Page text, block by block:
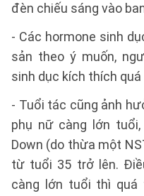
đèn chiếu sáng vào
- Các hormone sinh
sản theo ý muốn,
sinh dục kích thích
- Tuổi tác cũng ảnh
phụ nữ càng lớn
Down (do thừa một
từ tuổi 35 trở lên.
càng lớn tuổi thì quá